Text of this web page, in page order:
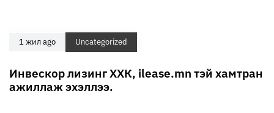
1 жил ago Uncategorized
Инвескор лизинг ХХК, ilease.mn тэй хамтран
ажиллаж эхэллээ.